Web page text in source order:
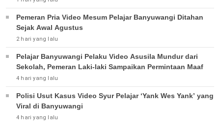
Pemeran Pria Video Mesum Pelajar Banyuwangi Ditahan
Sejak Awal Agustus
2 hari yang lalu
Pelajar Banyuwangi Pelaku Video Asusila Mundur dari
Sekolah, Pemeran Laki-laki Sampaikan Permintaan Maaf
4 hari yang lalu
Polisi Usut Kasus Video Syur Pelajar ‘Yank Wes Yank’ yang
Viral di Banyuwangi
4 hari yang lalu